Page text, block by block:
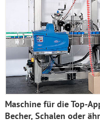
Maschine für die Top-
Becher, Schalen oder